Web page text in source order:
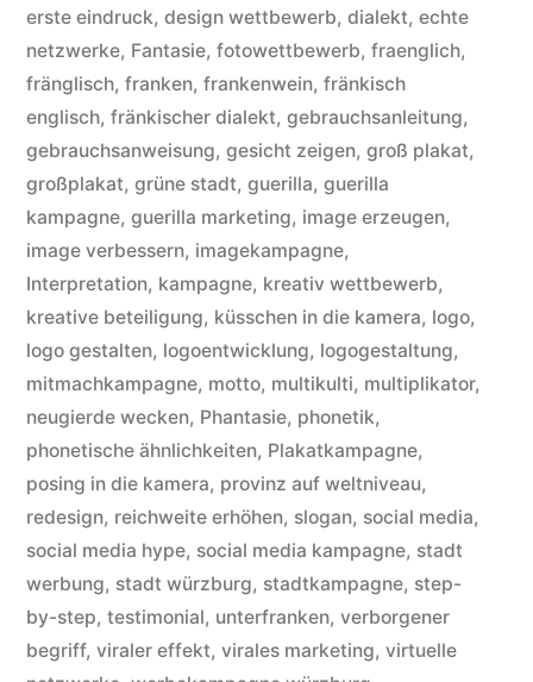
erste eindruck, design wettbewerb, dialekt, echte
netzwerke, Fantasie, fotowettbewerb, fraenglich,
fränglisch, franken, frankenwein, fränkisch
englisch, fränkischer dialekt, gebrauchsanleitung,
gebrauchsanweisung, gesicht zeigen, groß plakat,
großplakat, grüne stadt, guerilla, guerilla
kampagne, guerilla marketing, image erzeugen,
image verbessern, imagekampagne,
Interpretation, kampagne, kreativ wettbewerb,
kreative beteiligung, küsschen in die kamera, logo,
logo gestalten, logoentwicklung, logogestaltung,
mitmachkampagne, motto, multikulti, multiplikator,
neugierde wecken, Phantasie, phonetik,
phonetische ähnlichkeiten, Plakatkampagne,
posing in die kamera, provinz auf weltniveau,
redesign, reichweite erhöhen, slogan, social media,
social media hype, social media kampagne, stadt
werbung, stadt würzburg, stadtkampagne, step-
by-step, testimonial, unterfranken, verborgener
begriff, viraler effekt, virales marketing, virtuelle